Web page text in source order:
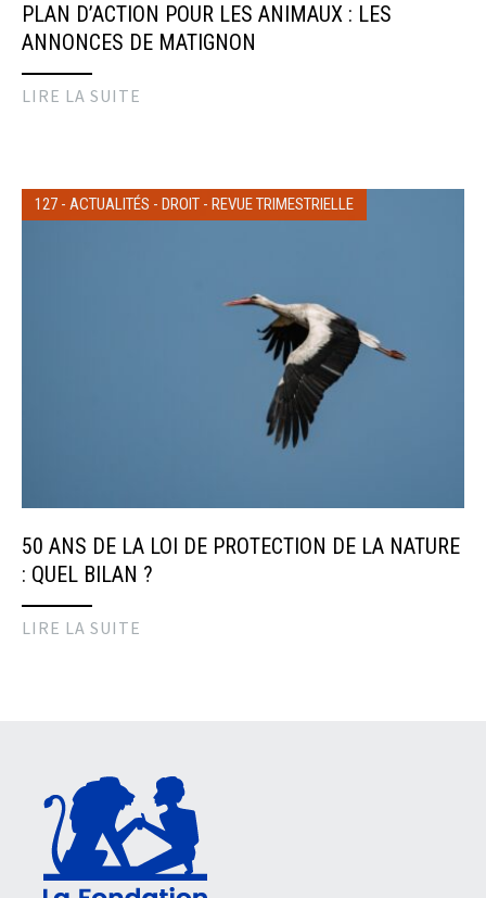
PLAN D’ACTION POUR LES ANIMAUX : LES
ANNONCES DE MATIGNON
LIRE LA SUITE
127 - ACTUALITÉS - DROIT - REVUE TRIMESTRIELLE
50 ANS DE LA LOI DE PROTECTION DE LA NATURE
: QUEL BILAN ?
LIRE LA SUITE